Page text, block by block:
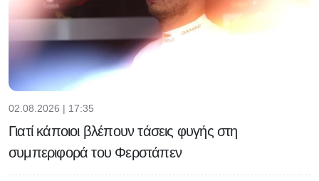
02.08.2026 | 17:35
Γιατί κάποιοι βλέπουν τάσεις φυγής στη
συμπεριφορά του Φερστάπεν